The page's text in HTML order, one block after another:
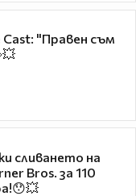
Cast: "Правен съм
сливането на
Bros. за 110